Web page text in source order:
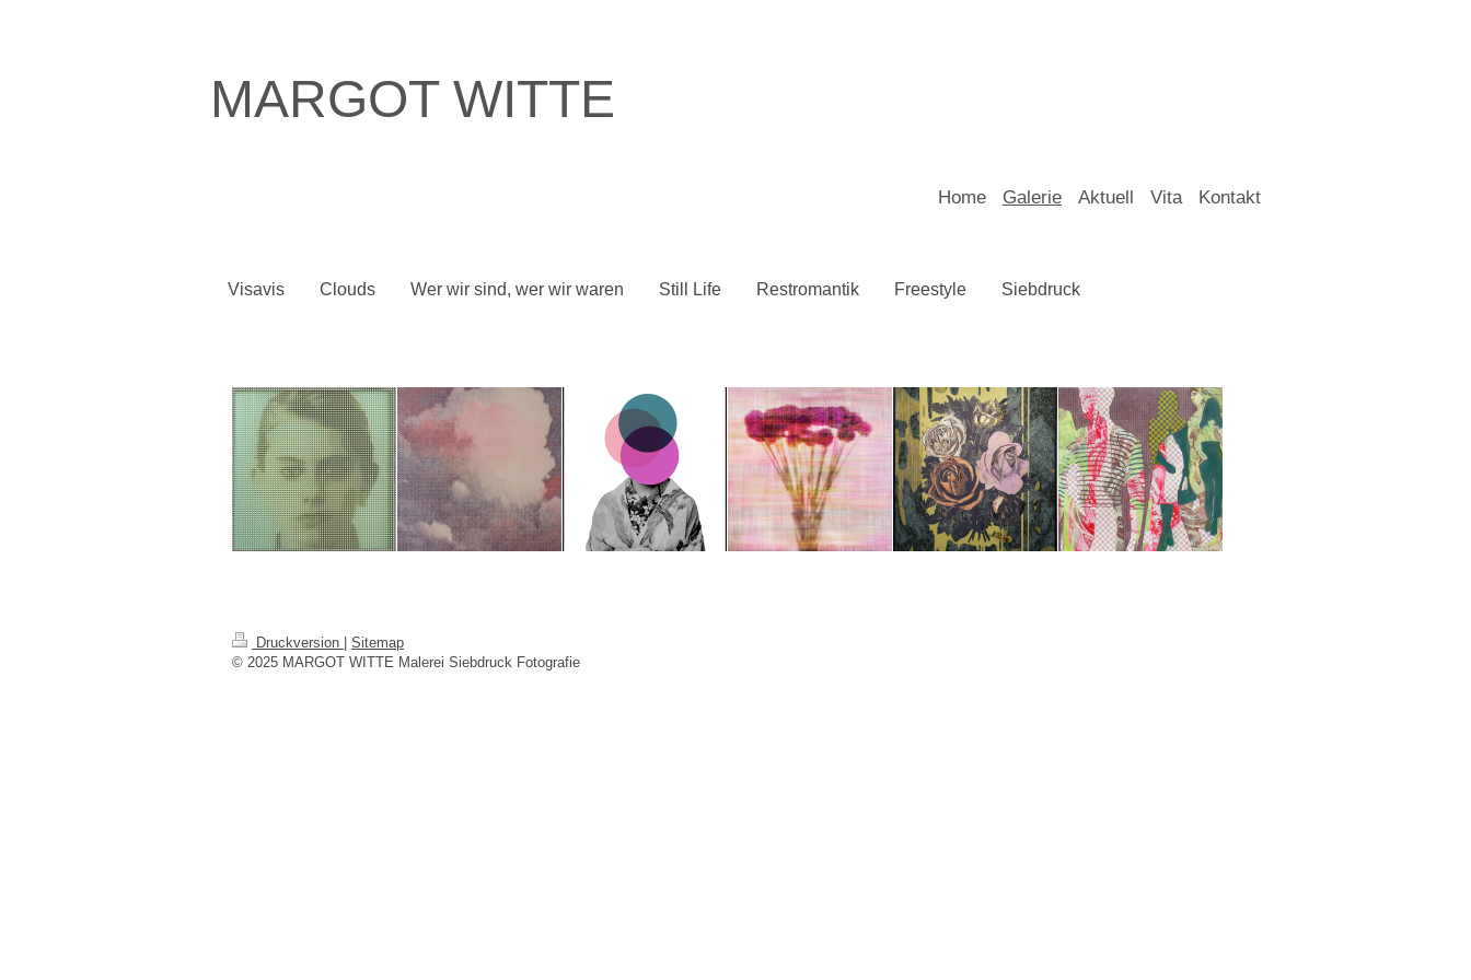
MARGOT WITTE
Home Galerie Aktuell Vita Kontakt
.......
Visavis Clouds Wer wir sind, wer wir waren Still Life Restromantik Freestyle Siebdruck
Druckversion
Sitemap
© 2025 MARGOT WITTE Malerei Siebdruck Fotografie